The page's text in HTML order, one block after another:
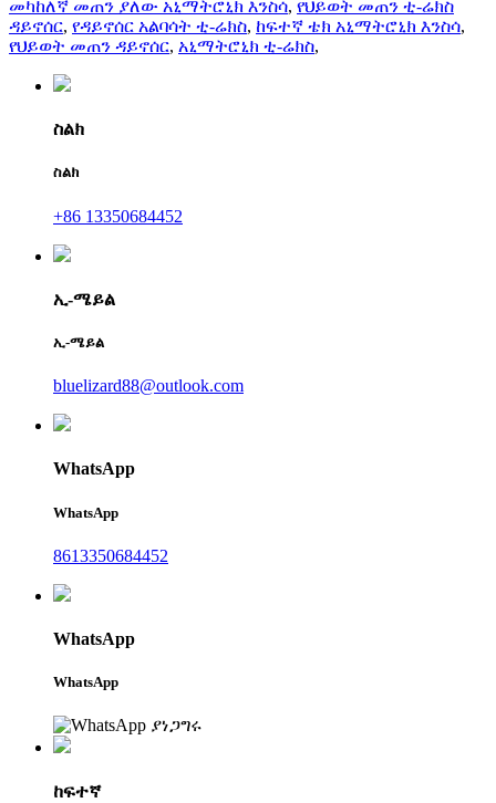
መካከለኛ መጠን ያለው አኒማትሮኒክ እንስሳ, የህይወት መጠን ቲ-ሬክስ
ዳይኖሰር, የዳይኖሰር አልባሳት ቲ-ሬክስ, ከፍተኛ ቴክ አኒማትሮኒክ እንስሳ,
የህይወት መጠን ዳይኖሰር, አኒማትሮኒክ ቲ-ሬክስ,
ስልክ
ስልክ
+86 13350684452
ኢ-ሜይል
ኢ-ሜይል
bluelizard88@outlook.com
WhatsApp
WhatsApp
8613350684452
WhatsApp
WhatsApp
ከፍተኛ